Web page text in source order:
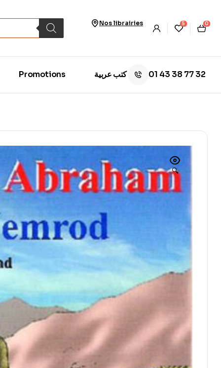
Nos librairies 5 0
Promotions كتب عربية 01 43 38 77 32
🔍